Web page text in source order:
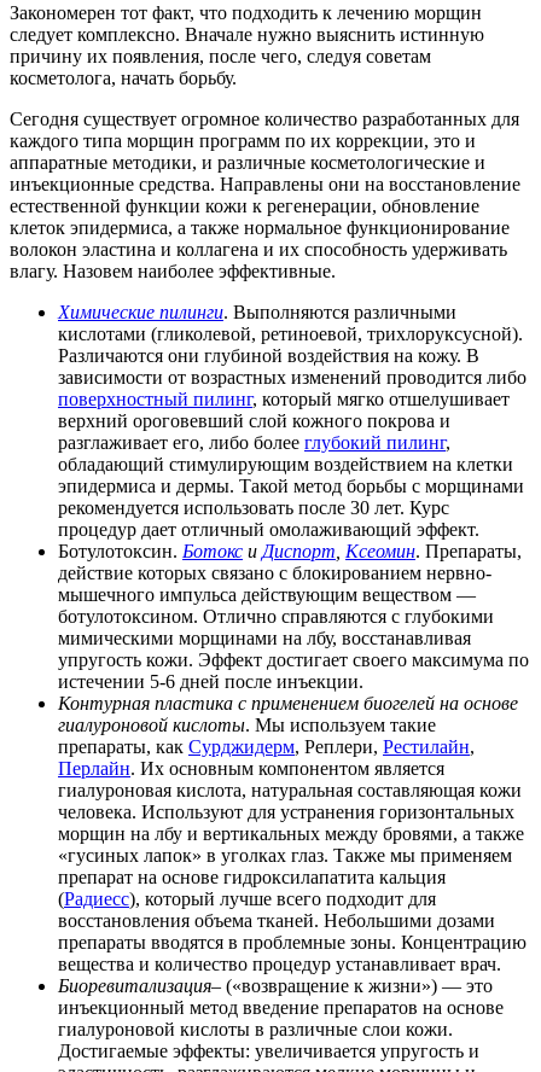
Закономерен тот факт, что подходить к лечению морщин
следует комплексно. Вначале нужно выяснить истинную
причину их появления, после чего, следуя советам
косметолога, начать борьбу.
Сегодня существует огромное количество разработанных для
каждого типа морщин программ по их коррекции, это и
аппаратные методики, и различные косметологические и
инъекционные средства. Направлены они на восстановление
естественной функции кожи к регенерации, обновление
клеток эпидермиса, а также нормальное функционирование
волокон эластина и коллагена и их способность удерживать
влагу. Назовем наиболее эффективные.
Химические пилинги. Выполняются различными
кислотами (гликолевой, ретиноевой, трихлоруксусной).
Различаются они глубиной воздействия на кожу. В
зависимости от возрастных изменений проводится либо
поверхностный пилинг, который мягко отшелушивает
верхний ороговевший слой кожного покрова и
разглаживает его, либо более глубокий пилинг,
обладающий стимулирующим воздействием на клетки
эпидермиса и дермы. Такой метод борьбы с морщинами
рекомендуется использовать после 30 лет. Курс
процедур дает отличный омолаживающий эффект.
Ботулотоксин. Ботокс и Диспорт Ксеомин. Препараты,
действие которых связано с блокированием нервно-
мышечного импульса действующим веществом —
ботулотоксином. Отлично справляются с глубокими
мимическими морщинами на лбу, восстанавливая
упругость кожи. Эффект достигает своего максимума по
истечении 5-6 дней после инъекции.
Контурная пластика с применением биогелей на основе
гиалуроновой кислоты. Мы используем такие
препараты, как Сурджидерм, Реплери, Рестилайн,
Перлайн. Их основным компонентом является
гиалуроновая кислота, натуральная составляющая кожи
человека. Используют для устранения горизонтальных
морщин на лбу и вертикальных между бровями, а также
«гусиных лапок» в уголках глаз. Также мы применяем
препарат на основе гидроксилапатита кальция
(Радиесс), который лучше всего подходит для
восстановления объема тканей. Небольшими дозами
препараты вводятся в проблемные зоны. Концентрацию
вещества и количество процедур устанавливает врач.
Биоревитализация– («возвращение к жизни») — это
инъекционный метод введение препаратов на основе
гиалуроновой кислоты в различные слои кожи.
Достигаемые эффекты: увеличивается упругость и